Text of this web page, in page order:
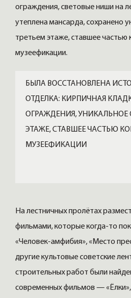
ограждения, световые ниши на
утеплена мансарда, сохранено
третьем этаже, ставшее частью
музеефикации.
БЫЛА ВОССТАНОВЛЕНА
ОТДЕЛКА: КИРПИЧНАЯ
ОГРАЖДЕНИЯ, УНИКАЛЬНОЕ
ЭТАЖЕ, СТАВШЕЕ ЧАСТЬЮ
МУЗЕЕФИКАЦИИ
На лестничных пролётах
фильмами, которые когда-то
«Человек-амфибия», «Место
другие культовые советские
строительных работ были
современных фильмов — «Ёлки»,